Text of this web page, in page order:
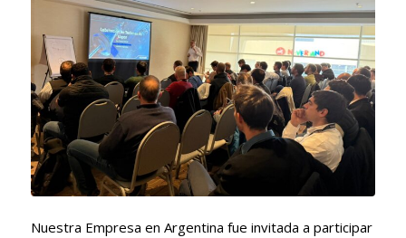
Nuestra Empresa en Argentina fue invitada a participar